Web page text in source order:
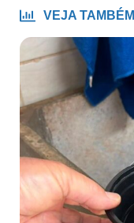
VEJA TAMBÉM